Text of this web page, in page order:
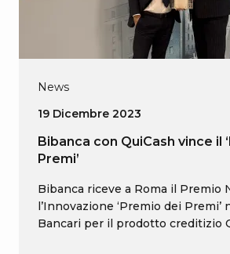
News
19 Dicembre 2023
Bibanca con QuiCash vince il
Premi’
Bibanca riceve a Roma il Premio
l’Innovazione ‘Premio dei Premi’
Bancari per il prodotto creditizio